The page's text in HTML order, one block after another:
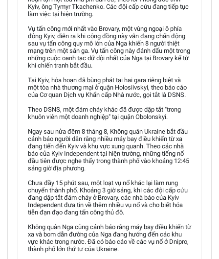
Kyiv, ông Tymyr Tkachenko. Các đội cấp cứu đang tiếp tục
làm việc tại hiện trường.
Vụ tấn công mới nhất vào Brovary, một vùng ngoại ô phía
đông Kyiv, diễn ra khi cộng đồng này vẫn đang chấn động
sau vụ tấn công quy mô lớn của Nga khiến 8 người thiệt
mạng trên một sân ga. Vụ tấn công này đánh dấu một trong
những cuộc oanh tạc dữ dội nhất của Nga tại Brovary kể từ
khi chiến tranh bắt đầu.
Tại Kyiv, hỏa hoạn đã bùng phát tại hai gara riêng biệt và
một tòa nhà thương mại ở quận Holosiivskyi, theo báo cáo
của Cơ quan Dịch vụ Khẩn cấp Nhà nước, gọi tắt là DSNS.
Theo DSNS, một đám cháy khác đã được dập tắt "trong
khuôn viên một doanh nghiệp" tại quận Obolonskyi.
Ngay sau nửa đêm 8 tháng 8, Không quân Ukraine bắt đầu
cảnh báo người dân rằng nhiều máy bay điều khiển từ xa
đang tiến đến Kyiv và khu vực xung quanh. Theo các nhà
báo của Kyiv Independent tại hiện trường, những tiếng nổ
đầu tiên được nghe thấy trong thành phố vào khoảng 12:45
sáng giờ địa phương.
Chưa đầy 15 phút sau, một loạt vụ nổ khác lại làm rung
chuyển thành phố. Khoảng 3 giờ sáng, khi các đội cấp cứu
đang dập tắt đám cháy ở Brovary, các nhà báo của Kyiv
Independent đưa tin về thêm nhiều vụ nổ và cho biết hỏa
tiễn đạn đạo đang tấn công thủ đô.
Không quân Nga cũng cảnh báo rằng máy bay điều khiển từ
xa và bom dẫn đường của Nga đang hướng đến các khu
vực khác trong nước. Đã có báo cáo về các vụ nổ ở Dnipro,
thành phố lớn thứ tư của Ukraine.